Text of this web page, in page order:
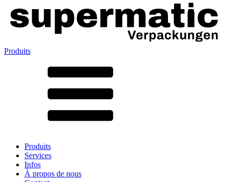
Produits
Produits
Services
Infos
À propos de nous